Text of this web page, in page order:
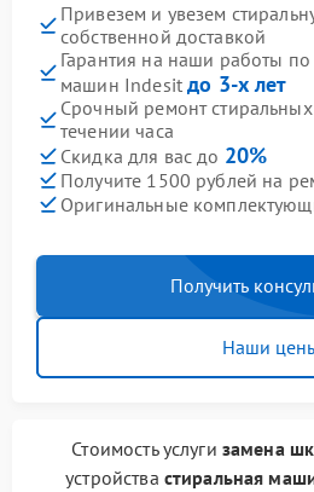
Привезем и увезем
собственной доставкой
Гарантия на наши работы
машин Indesitдо 3-х лет
Срочный ремонт
течении часа
Скидка для вас до 20%
Получите 1500 рублей на
Оригинальные
Получить
Наши
Стоимость услуги замена
устройства стиральная